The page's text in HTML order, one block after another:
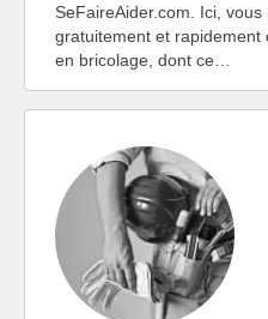
SeFaireAider.com. Ici,
gratuitement et
en bricolage, dont ce…